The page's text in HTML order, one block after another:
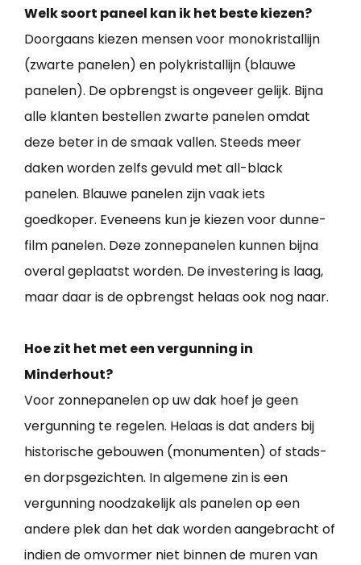
Welk soort paneel kan ik het beste kiezen?
Doorgaans kiezen mensen voor monokristallijn
(zwarte panelen) en polykristallijn (blauwe
panelen). De opbrengst is ongeveer gelijk. Bijna
alle klanten bestellen zwarte panelen omdat
deze beter in de smaak vallen. Steeds meer
daken worden zelfs gevuld met all-black
panelen. Blauwe panelen zijn vaak iets
goedkoper. Eveneens kun je kiezen voor dunne-
film panelen. Deze zonnepanelen kunnen bijna
overal geplaatst worden. De investering is laag,
maar daar is de opbrengst helaas ook nog naar.
Hoe zit het met een vergunning in
Minderhout?
Voor zonnepanelen op uw dak hoef je geen
vergunning te regelen. Helaas is dat anders bij
historische gebouwen (monumenten) of stads-
en dorpsgezichten. In algemene zin is een
vergunning noodzakelijk als panelen op een
andere plek dan het dak worden aangebracht of
indien de omvormer niet binnen de muren van